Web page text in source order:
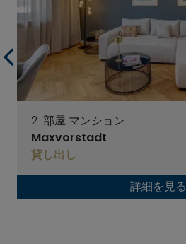
2-部屋 マンション
Maxvorstadt
貸し出し
詳細を見る